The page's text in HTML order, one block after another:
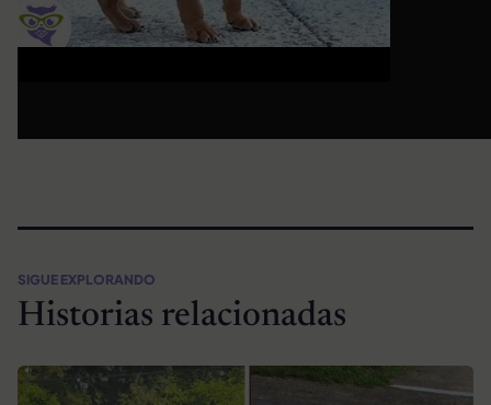
SIGUE EXPLORANDO
Historias relacionadas